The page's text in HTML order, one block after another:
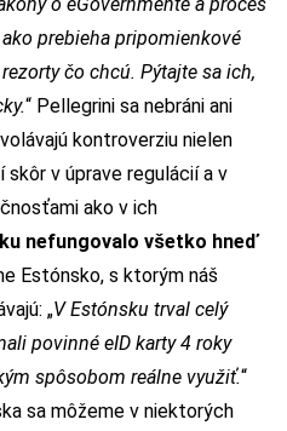
prebieha pripomienkové
čo chcú. Pýtajte sa ich,
“ Pellegrini sa nebráni ani
kontroverziu nielen
skôr v úprave regulácií a v
ako v ich
nefungovalo všetko hneď
Estónsko, s ktorým náš
„V Estónsku trval celý
povinné eID karty 4 roky
spôsobom reálne využiť.“
sa môžeme v niektorých